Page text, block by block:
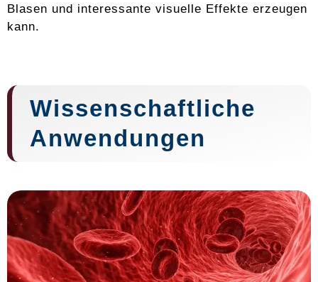
Blasen und interessante visuelle Effekte erzeugen
kann.
Wissenschaftliche
Anwendungen